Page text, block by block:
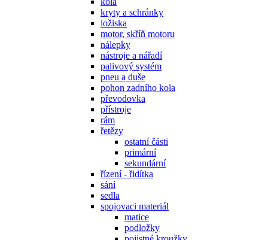
kryty a schránky
ložiska
motor, skříň motoru
nálepky
nástroje a nářadí
palivový systém
pneu a duše
pohon zadního kola
převodovka
přístroje
rám
řetězy
ostatní části
primární
sekundární
řízení - řidítka
sání
sedla
spojovaci materiál
matice
podložky